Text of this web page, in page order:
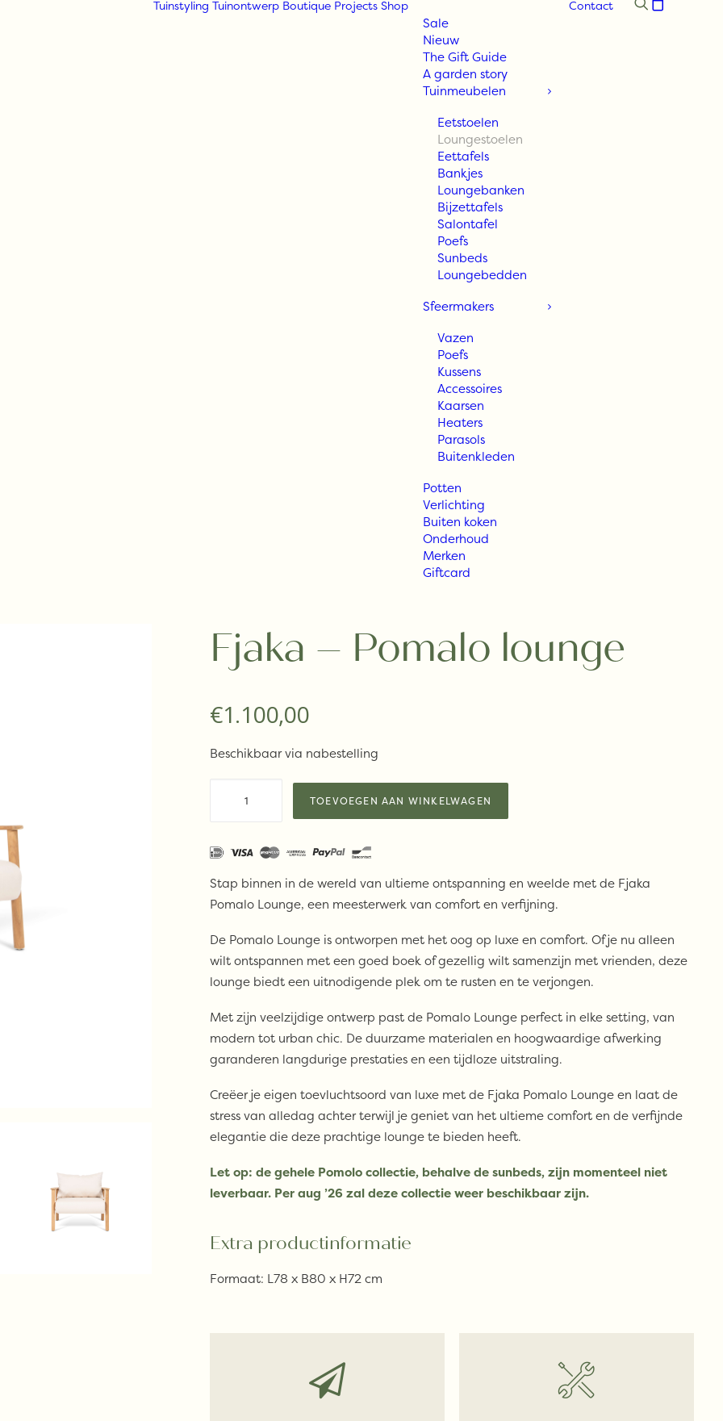
Tuinstyling Tuinontwerp Boutique Projects Shop
Sale
Nieuw
The Gift Guide
A garden story
Tuinmeubelen
Eetstoelen
Loungestoelen
Eettafels
Bankjes
Loungebanken
Bijzettafels
Salontafel
Poefs
Sunbeds
Loungebedden
Sfeermakers
Vazen
Poefs
Kussens
Accessoires
Kaarsen
Heaters
Parasols
Buitenkleden
Potten
Verlichting
Buiten koken
Onderhoud
Merken
Giftcard
Contact
Fjaka – Pomalo lounge
€1.100,00
Beschikbaar via nabestelling
lounge
TOEVOEGEN AAN WINKELWAGEN
Stap binnen in de wereld van ultieme ontspanning en weelde met de Fjaka
Pomalo Lounge, een meesterwerk van comfort en verfijning.
De Pomalo Lounge is ontworpen met het oog op luxe en comfort. Of je nu alleen
wilt ontspannen met een goed boek of gezellig wilt samenzijn met vrienden, deze
lounge biedt een uitnodigende plek om te rusten en te verjongen.
Met zijn veelzijdige ontwerp past de Pomalo Lounge perfect in elke setting, van
modern tot urban chic. De duurzame materialen en hoogwaardige afwerking
garanderen langdurige prestaties en een tijdloze uitstraling.
Creëer je eigen toevluchtsoord van luxe met de Fjaka Pomalo Lounge en laat de
stress van alledag achter terwijl je geniet van het ultieme comfort en de verfijnde
elegantie die deze prachtige lounge te bieden heeft.
Let op: de gehele Pomolo collectie, behalve de sunbeds, zijn momenteel niet
leverbaar. Per aug ’26 zal deze collectie weer beschikbaar zijn.
Extra productinformatie
Formaat: L78 x B80 x H72 cm